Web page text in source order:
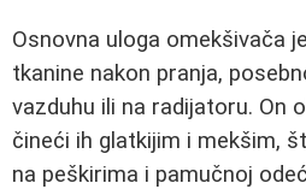
Osnovna uloga omekšivača
tkanine nakon pranja,
vazduhu ili na radijatoru. On
čineći ih glatkijim i mekšim,
na peškirima i pamučnoj